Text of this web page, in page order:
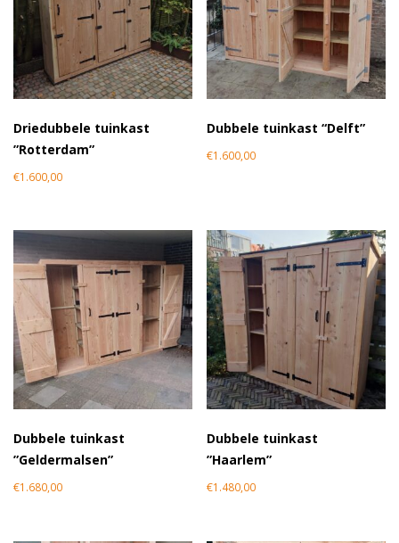
Driedubbele tuinkast
”Rotterdam”
€1.600,00
Dubbele tuinkast “Delft”
€1.600,00
Dubbele tuinkast
”Geldermalsen”
€1.680,00
Dubbele tuinkast
”Haarlem”
€1.480,00